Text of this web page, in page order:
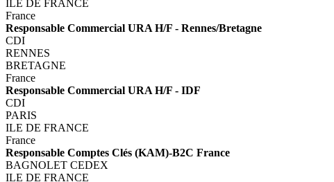
ILE DE FRANCE
France
Responsable Commercial URA H/F - Rennes/Bretagne
CDI
RENNES
BRETAGNE
France
Responsable Commercial URA H/F - IDF
CDI
PARIS
ILE DE FRANCE
France
Responsable Comptes Clés (KAM)-B2C France
BAGNOLET CEDEX
ILE DE FRANCE